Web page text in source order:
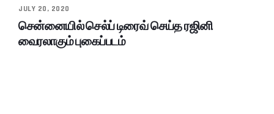
JULY 20, 2020
சென்னையில் செல்ப் டிரைவ் செய்த ரஜினி
வைரலாகும் புகைப்படம்